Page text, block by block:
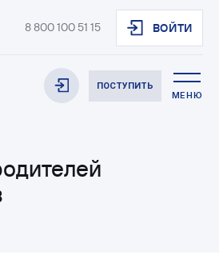
8 800 100 51 15 ВОЙТИ
ПОСТУПИТЬ
МЕНЮ